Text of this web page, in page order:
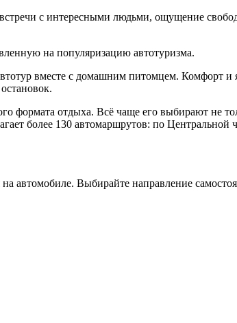
с интересными людьми, ощущение
на популяризацию автотуризма.
вместе с домашним питомцем. Комфорт и
формата отдыха. Всё чаще его выбирают не
более 130 автомаршрутов: по
автомобиле. Выбирайте направление